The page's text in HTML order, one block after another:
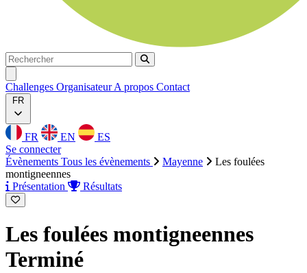
Rechercher
Rechercher
Challenges OrganisateurA propos Contact
FR
FR EN
ES
Se connecter
Évènements Tous les évènements Mayenne
Les foulées
montigneennes
Présentation
Résultats
Les foulées montigneennes
Terminé